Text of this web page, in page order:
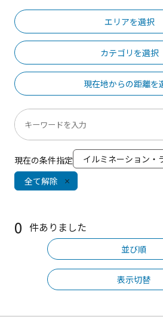
エリアを選択
カテゴリを選択
現在地からの距離を
現在の条件指定
イルミネーション・
全て解除
0 件ありました
並び順
表示切替